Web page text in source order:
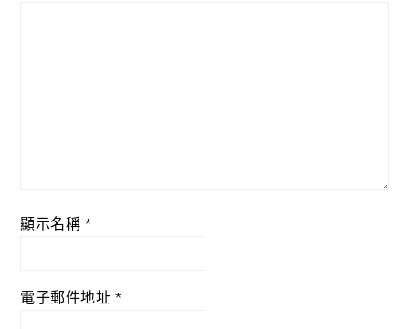
顯示名稱 *
電子郵件地址 *